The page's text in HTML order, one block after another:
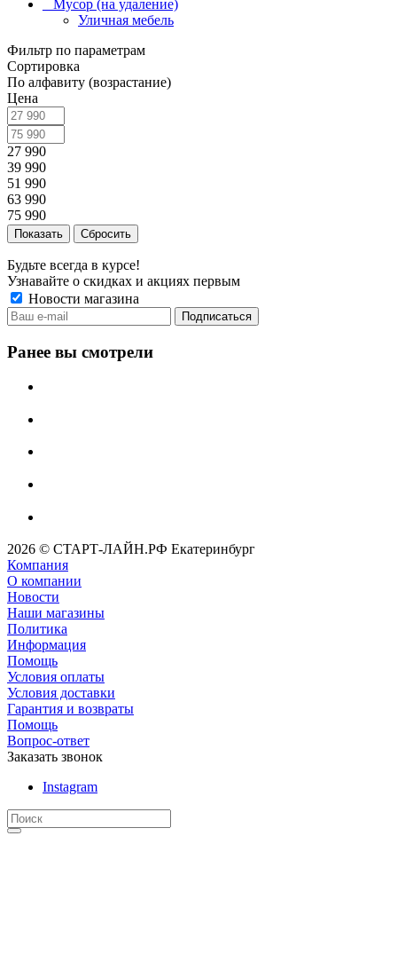
_ Мусор (на удаление)
Уличная мебель
Фильтр по параметрам
Сортировка
По алфавиту (возрастание)
Цена
27 990
39 990
51 990
63 990
75 990
Сбросить
Будьте всегда в курсе!
Узнавайте о скидках и акциях первым
Новости магазина
Ранее вы смотрели
2026 © СТАРТ-ЛАЙН.РФ Екатеринбург
Компания
О компании
Новости
Наши магазины
Политика
Информация
Помощь
Условия оплаты
Условия доставки
Гарантия и возвраты
Помощь
Вопрос-ответ
Заказать звонок
Instagram